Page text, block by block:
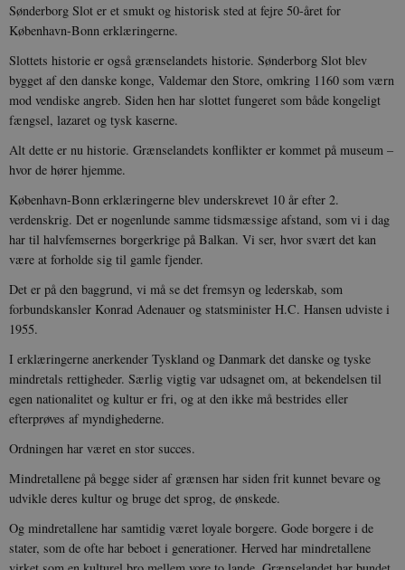
Sønderborg Slot er et smukt og historisk sted at fejre 50-året for
København-Bonn erklæringerne.
Slottets historie er også grænselandets historie. Sønderborg Slot blev
bygget af den danske konge, Valdemar den Store, omkring 1160 som værn
mod vendiske angreb. Siden hen har slottet fungeret som både kongeligt
fængsel, lazaret og tysk kaserne.
Alt dette er nu historie. Grænselandets konflikter er kommet på museum –
hvor de hører hjemme.
København-Bonn erklæringerne blev underskrevet 10 år efter 2.
verdenskrig. Det er nogenlunde samme tidsmæssige afstand, som vi i dag
har til halvfemsernes borgerkrige på Balkan. Vi ser, hvor svært det kan
være at forholde sig til gamle fjender.
Det er på den baggrund, vi må se det fremsyn og lederskab, som
forbundskansler Konrad Adenauer og statsminister H.C. Hansen udviste i
1955.
I erklæringerne anerkender Tyskland og Danmark det danske og tyske
mindretals rettigheder. Særlig vigtig var udsagnet om, at bekendelsen til
egen nationalitet og kultur er fri, og at den ikke må bestrides eller
efterprøves af myndighederne.
Ordningen har været en stor succes.
Mindretallene på begge sider af grænsen har siden frit kunnet bevare og
udvikle deres kultur og bruge det sprog, de ønskede.
Og mindretallene har samtidig været loyale borgere. Gode borgere i de
stater, som de ofte har beboet i generationer. Herved har mindretallene